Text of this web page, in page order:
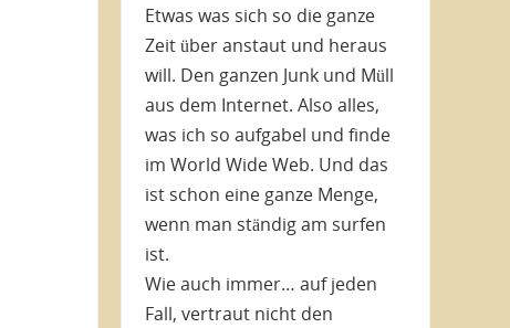
Etwas was sich so die ganze
Zeit über anstaut und heraus
will. Den ganzen Junk und Müll
aus dem Internet. Also alles,
was ich so aufgabel und finde
im World Wide Web. Und das
ist schon eine ganze Menge,
wenn man ständig am surfen
ist.
Wie auch immer… auf jeden
Fall, vertraut nicht den